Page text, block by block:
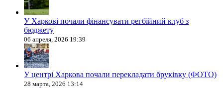
У Харкові почали фінансувати регбійний клуб з
бюджету
06 апреля, 2026 19:39
У центрі Харкова почали перекладати бруківку (ФОТО)
28 марта, 2026 13:14